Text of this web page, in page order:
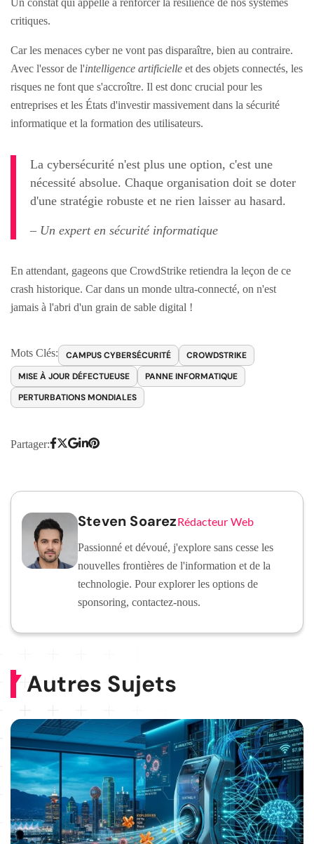
critiques.
Car les menaces cyber ne vont pas disparaître, bien au contraire.
Avec l'essor de l'intelligence artificielle et des objets connectés, les
risques ne font que s'accroître. Il est donc crucial pour les
entreprises et les États d'investir massivement dans la sécurité
informatique et la formation des utilisateurs.
La cybersécurité n'est plus une option, c'est une
nécessité absolue. Chaque organisation doit se doter
d'une stratégie robuste et ne rien laisser au hasard.
– Un expert en sécurité informatique
En attendant, gageons que CrowdStrike retiendra la leçon de ce
crash historique. Car dans un monde ultra-connecté, on n'est
jamais à l'abri d'un grain de sable digital !
Mots Clés: CAMPUS CYBERSÉCURITÉ
CROWDSTRIKE
MISE À JOUR DÉFECTUEUSE
PANNE INFORMATIQUE
PERTURBATIONS MONDIALES
Partager:
Steven SoarezRédacteur Web
Passionné et dévoué, j'explore sans cesse les
nouvelles frontières de l'information et de la
technologie. Pour explorer les options de
sponsoring, contactez-nous.
Autres Sujets